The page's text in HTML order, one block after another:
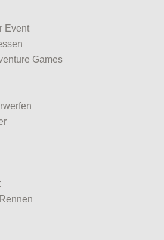
Event
Games